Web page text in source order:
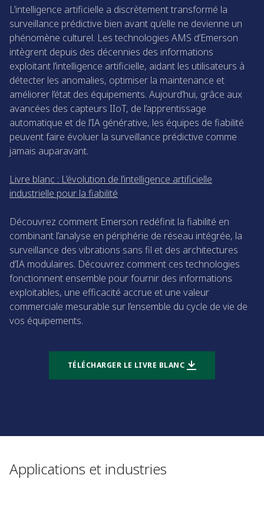
L’intelligence artificielle a discrètement transformé la
surveillance prédictive bien avant qu’elle ne devienne un
phénomène culturel. Les technologies AMS d’Emerson
intègrent depuis des décennies des informations
exploitant l’intelligence artificielle, aidant les utilisateurs à
détecter les anomalies, optimiser la maintenance et
améliorer l’état des équipements. Aujourd’hui, grâce aux
avancées des capteurs IIoT, de l’apprentissage
automatique et de l’IA générative, les équipes de fiabilité
peuvent faire évoluer la surveillance prédictive comme
jamais auparavant.
Livre blanc : L’évolution de l’intelligence artificielle
industrielle pour la fiabilité
Découvrez comment Emerson redéfinit la fiabilité en
combinant l’analyse en périphérie de réseau intégrée, la
surveillance des vibrations sans fil et des architectures
d’IA modulaires. Découvrez comment ces technologies
fonctionnent ensemble pour fournir des informations
exploitables, une efficacité accrue et une valeur
commerciale mesurable sur l’ensemble du cycle de vie de
vos équipements.
TÉLÉCHARGER LE LIVRE BLANC
Applications et industries